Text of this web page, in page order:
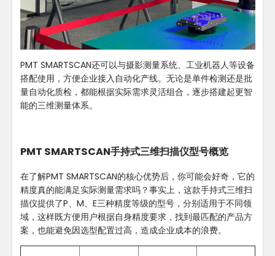
PMT SMARTSCAN还可以与摄影测量系统、工业机器人等设备
搭配使用，方便企业接入自动化产线。无论是单件检测还是批
量自动化质检，都能根据实际需求灵活组合，逐步搭建起更智
能的三维测量体系。
PMT SMARTSCAN手持式三维扫描仪型号概览
在了解PMT SMARTSCAN的核心优势后，你可能会好奇，它的
精度真的能满足实际测量需求吗？事实上，这款手持式三维扫
描仪提供了P、M、E三种精度等级的型号，分别适用于不同领
域，这样既方便用户根据自身精度要求，找到最匹配的产品方
案，也能避免因选型配置过高，造成企业成本的浪费。